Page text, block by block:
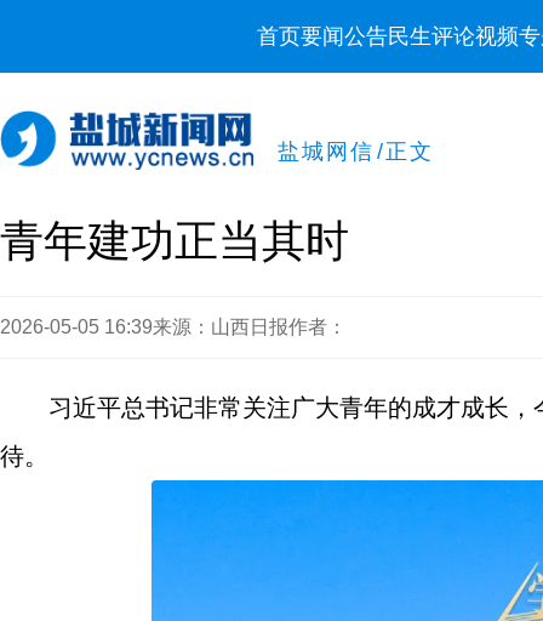
首页要闻公告民生评论视频
盐城网信 /正文
青年建功正当其时
2026-05-05 16:39来源：山西日报作者：
习近平总书记非常关注广大青年的成才成长
待。